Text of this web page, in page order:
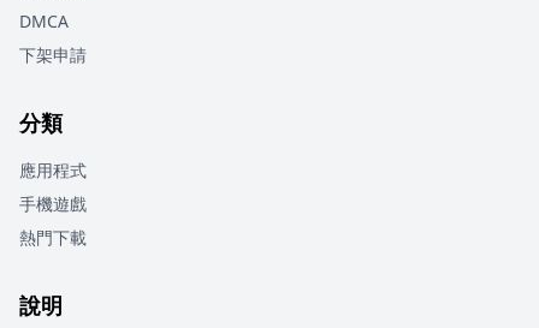
DMCA
下架申請
分類
應用程式
手機遊戲
熱門下載
說明